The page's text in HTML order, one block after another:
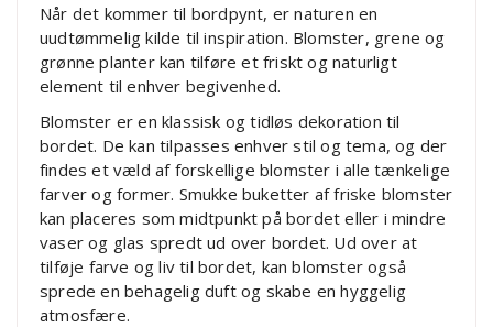
Når det kommer til bordpynt, er naturen en
uudtømmelig kilde til inspiration. Blomster, grene og
grønne planter kan tilføre et friskt og naturligt
element til enhver begivenhed.
Blomster er en klassisk og tidløs dekoration til
bordet. De kan tilpasses enhver stil og tema, og der
findes et væld af forskellige blomster i alle tænkelige
farver og former. Smukke buketter af friske blomster
kan placeres som midtpunkt på bordet eller i mindre
vaser og glas spredt ud over bordet. Ud over at
tilføje farve og liv til bordet, kan blomster også
sprede en behagelig duft og skabe en hyggelig
atmosfære.